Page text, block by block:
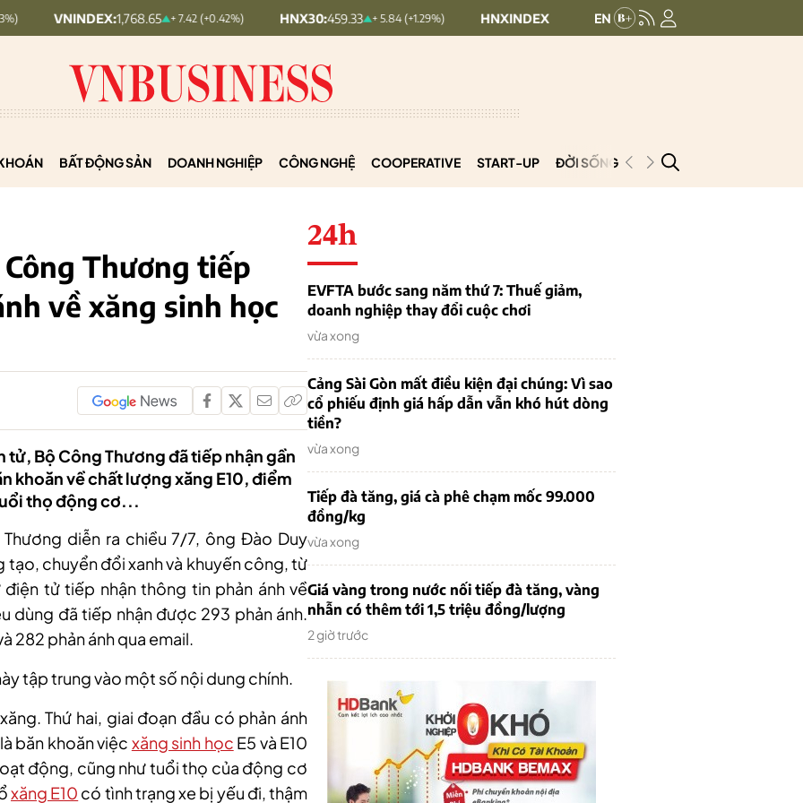
1,768.65 + 7.42 (+0.42%) HNX30: 459.33 + 5.84 (+1.29%) HNXINDEX: 293.05 0.14 (0.05%) UPCOMINDEX:
BẤT ĐỘNG SẢN DOANH NGHIỆP CÔNG NGHỆ COOPERATIVE START-UP ĐỜI SỐNG PODCAST
Thương tiếp
về xăng sinh học
Bộ Công Thương đã tiếp nhận gần
khoăn về chất lượng xăng E10, điểm
thọ động cơ...
diễn ra chiều 7/7, ông Đào Duy
chuyển đổi xanh và khuyến công, từ
tử tiếp nhận thông tin phản ánh về
dùng đã tiếp nhận được 293 phản ánh.
282 phản ánh qua email.
tập trung vào một số nội dung chính.
Thứ hai, giai đoạn đầu có phản ánh
băn khoăn việc xăng sinh học E5 và E10
động, cũng như tuổi thọ của động cơ
xăng E10 có tình trạng xe bị yếu đi, thậm
24h
EVFTA bước sang năm thứ 7: Thuế giảm,
doanh nghiệp thay đổi cuộc chơi
vừa xong
Cảng Sài Gòn mất điều kiện đại chúng: Vì sao
cổ phiếu định giá hấp dẫn vẫn khó hút dòng
tiền?
vừa xong
Tiếp đà tăng, giá cà phê chạm mốc 99.000
đồng/kg
vừa xong
Giá vàng trong nước nối tiếp đà tăng, vàng
nhẫn có thêm tới 1,5 triệu đồng/lượng
2 giờ trước